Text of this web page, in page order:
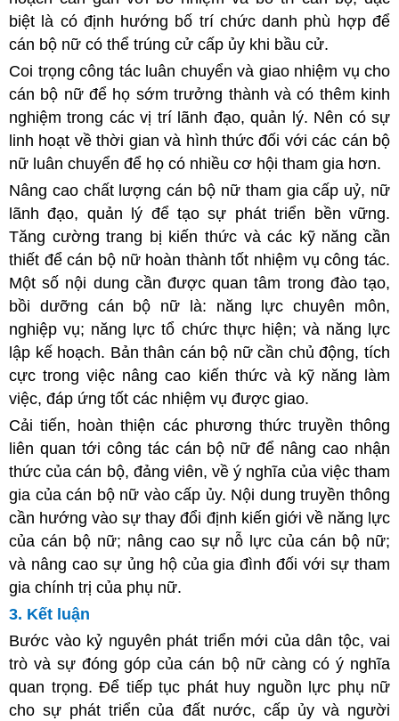
biệt là có định hướng bố trí chức danh phù hợp để
cán bộ nữ có thể trúng cử cấp ủy khi bầu cử.
Coi trọng công tác luân chuyển và giao nhiệm vụ cho
cán bộ nữ để họ sớm trưởng thành và có thêm kinh
nghiệm trong các vị trí lãnh đạo, quản lý. Nên có sự
linh hoạt về thời gian và hình thức đối với các cán bộ
nữ luân chuyển để họ có nhiều cơ hội tham gia hơn.
Nâng cao chất lượng cán bộ nữ tham gia cấp uỷ, nữ
lãnh đạo, quản lý để tạo sự phát triển bền vững.
Tăng cường trang bị kiến thức và các kỹ năng cần
thiết để cán bộ nữ hoàn thành tốt nhiệm vụ công tác.
Một số nội dung cần được quan tâm trong đào tạo,
bồi dưỡng cán bộ nữ là: năng lực chuyên môn,
nghiệp vụ; năng lực tổ chức thực hiện; và năng lực
lập kế hoạch. Bản thân cán bộ nữ cần chủ động, tích
cực trong việc nâng cao kiến thức và kỹ năng làm
việc, đáp ứng tốt các nhiệm vụ được giao.
Cải tiến, hoàn thiện các phương thức truyền thông
liên quan tới công tác cán bộ nữ để nâng cao nhận
thức của cán bộ, đảng viên, về ý nghĩa của việc tham
gia của cán bộ nữ vào cấp ủy. Nội dung truyền thông
cần hướng vào sự thay đổi định kiến giới về năng lực
của cán bộ nữ; nâng cao sự nỗ lực của cán bộ nữ;
và nâng cao sự ủng hộ của gia đình đối với sự tham
gia chính trị của phụ nữ.
3. Kết luận
Bước vào kỷ nguyên phát triển mới của dân tộc, vai
trò và sự đóng góp của cán bộ nữ càng có ý nghĩa
quan trọng. Để tiếp tục phát huy nguồn lực phụ nữ
cho sự phát triển của đất nước, cấp ủy và người